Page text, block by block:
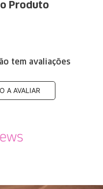
Produto
tem avaliações
A AVALIAR